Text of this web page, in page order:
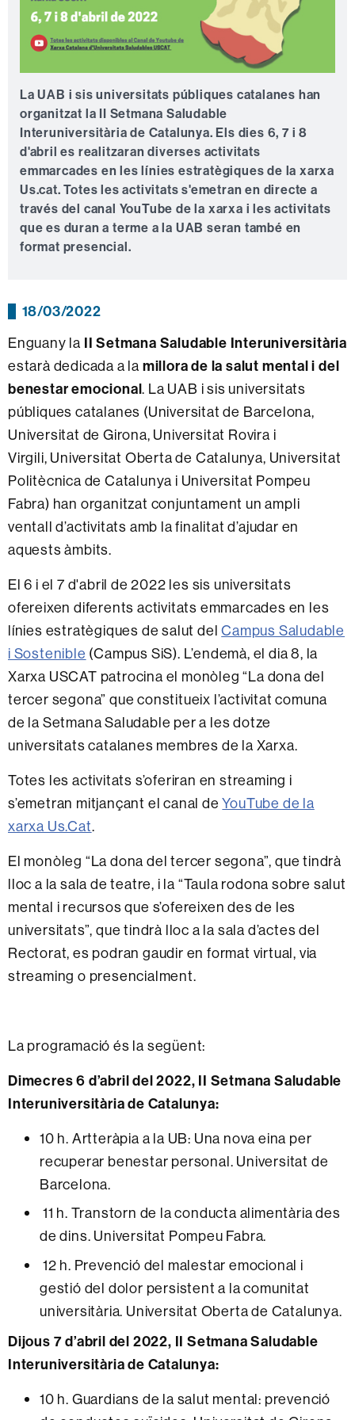
La UAB i sis universitats públiques catalanes han
organitzat la II Setmana Saludable
Interuniversitària de Catalunya. Els dies 6, 7 i 8
d'abril es realitzaran diverses activitats
emmarcades en les línies estratègiques de la xarxa
Us.cat. Totes les activitats s'emetran en directe a
través del canal YouTube de la xarxa i les activitats
que es duran a terme a la UAB seran també en
format presencial.
18/03/2022
Enguany la II Setmana Saludable Interuniversitària
estarà dedicada a la millora de la salut mental i del
benestar emocional. La UAB i sis universitats
públiques catalanes (Universitat de Barcelona, ​​
Universitat ​​de Girona, Universitat Rovira i
Virgili, Universitat Oberta de Catalunya, Universitat
Politècnica de Catalunya i Universitat Pompeu
Fabra) han organitzat conjuntament un ampli
ventall d’activitats amb la finalitat d’ajudar en
aquests àmbits.
El 6 i el 7 d'abril de 2022 les sis universitats
ofereixen diferents activitats emmarcades en les
línies estratègiques de salut delCampus Saludable
i Sostenible (Campus SiS). L’endemà, el dia 8, la
Xarxa USCAT patrocina el monòleg “La dona del
tercer segona” que constitueix l’activitat comuna
de la Setmana Saludable per a les dotze
universitats catalanes membres de la Xarxa.
Totes les activitats s’oferiran en streaming i
s’emetran mitjançant el canal deYouTube de la
xarxa Us.Cat.
El monòleg “La dona del tercer segona”, que tindrà
lloc a la sala de teatre, i la “Taula rodona sobre salut
mental i recursos que s’ofereixen des de les
universitats”, que tindrà lloc a la sala d’actes del
Rectorat, es podran gaudir en format virtual, via
streaming o presencialment.
La programació és la següent:
Dimecres 6 d’abril del 2022, II Setmana Saludable
Interuniversitària de Catalunya:
10 h. Artteràpia a la UB: Una nova eina per
recuperar benestar personal. Universitat de
Barcelona.
11 h. Transtorn de la conducta alimentària des
de dins. Universitat Pompeu Fabra.
12 h. Prevenció del malestar emocional i
gestió del dolor persistent a la comunitat
universitària. Universitat Oberta de Catalunya.
Dijous 7 d’abril del 2022, II Setmana Saludable
Interuniversitària de Catalunya:
10 h. Guardians de la salut mental: prevenció